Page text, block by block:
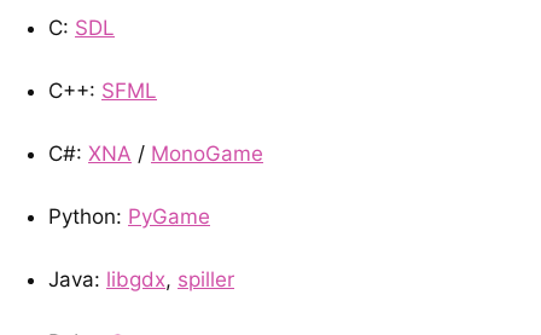
C: SDL
C++: SFML
C#: XNA / MonoGame
Python: PyGame
Java: libgdx, spiller